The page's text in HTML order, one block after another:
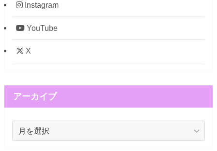
Instagram
YouTube
X
アーカイブ